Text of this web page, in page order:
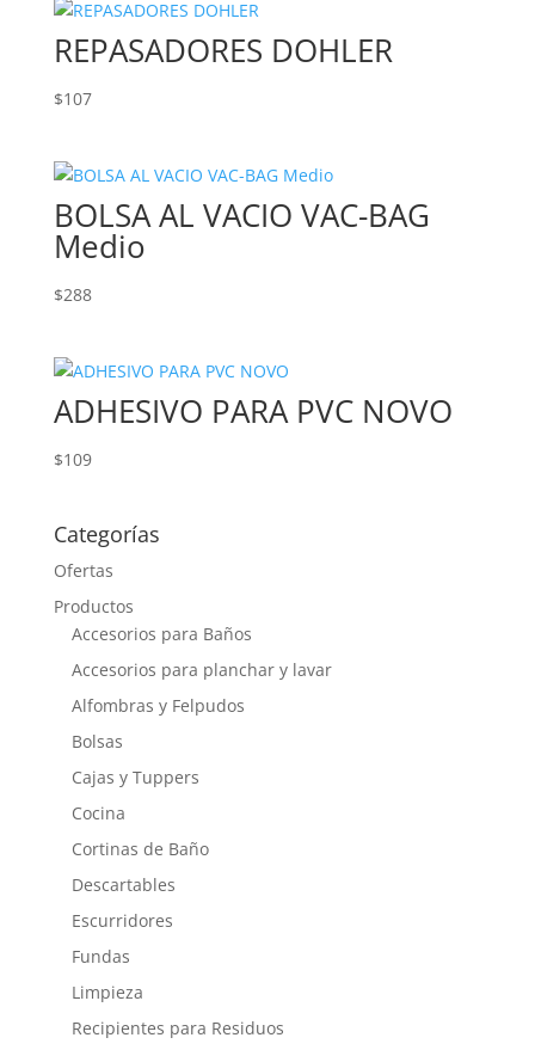
REPASADORES DOHLER
$107
BOLSA AL VACIO VAC-BAG
Medio
$288
ADHESIVO PARA PVC NOVO
$109
Categorías
Ofertas
Productos
Accesorios para Baños
Accesorios para planchar y lavar
Alfombras y Felpudos
Bolsas
Cajas y Tuppers
Cocina
Cortinas de Baño
Descartables
Escurridores
Fundas
Limpieza
Recipientes para Residuos